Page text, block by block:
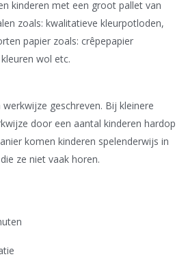
kinderen met een groot pallet van
zoals: kwalitatieve kleurpotloden,
papier zoals: crêpepapier
wol etc.
geschreven. Bij kleinere
door een aantal kinderen hardop
komen kinderen spelenderwijs in
ze niet vaak horen.